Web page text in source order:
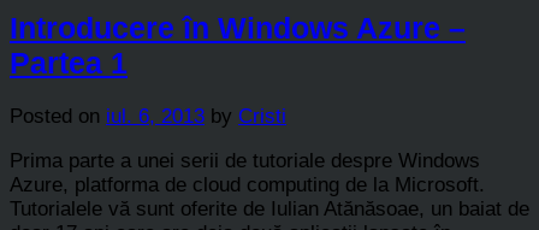
Introducere în Windows Azure –
Partea 1
Posted on iul. 6, 2013 by Cristi
Prima parte a unei serii de tutoriale despre Windows
Azure, platforma de cloud computing de la Microsoft.
Tutorialele vă sunt oferite de Iulian Atănăsoae, un baiat de